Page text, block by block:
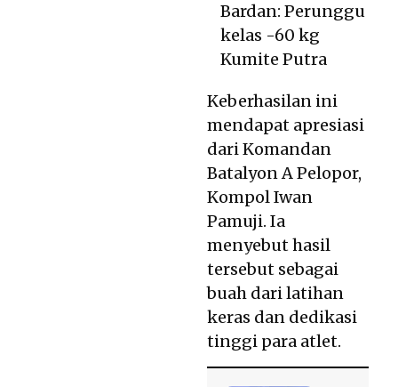
Bardan: Perunggu
kelas -60 kg
Kumite Putra
Keberhasilan ini
mendapat apresiasi
dari Komandan
Batalyon A Pelopor,
Kompol Iwan
Pamuji. Ia
menyebut hasil
tersebut sebagai
buah dari latihan
keras dan dedikasi
tinggi para atlet.